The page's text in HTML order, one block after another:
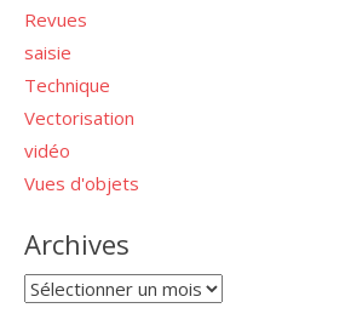
Revues
saisie
Technique
Vectorisation
vidéo
Vues d'objets
Archives
Archives